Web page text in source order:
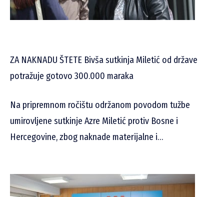
ZA NAKNADU ŠTETE Bivša sutkinja Miletić od države
potražuje gotovo 300.000 maraka
Na pripremnom ročištu održanom povodom tužbe
umirovljene sutkinje Azre Miletić protiv Bosne i
Hercegovine, zbog naknade materijalne i…